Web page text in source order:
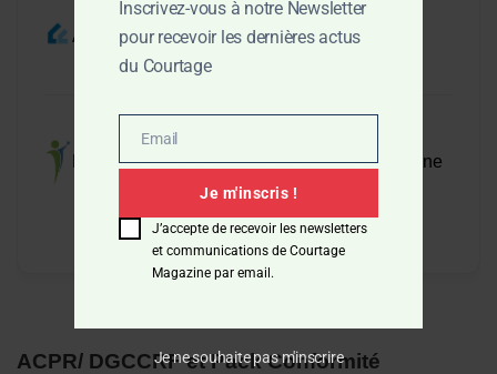
Actualité du BTP
Magazine dédié aux Entrepreneurs en Lorraine
ACPR/ DGCCRF et Pack Conformité
Inscrivez-vous à notre Newsletter
pour recevoir les dernières actus
du Courtage
Email
Je m'inscris !
J’accepte de recevoir les newsletters
et communications de Courtage
Magazine par email.
Je ne souhaite pas m'inscrire